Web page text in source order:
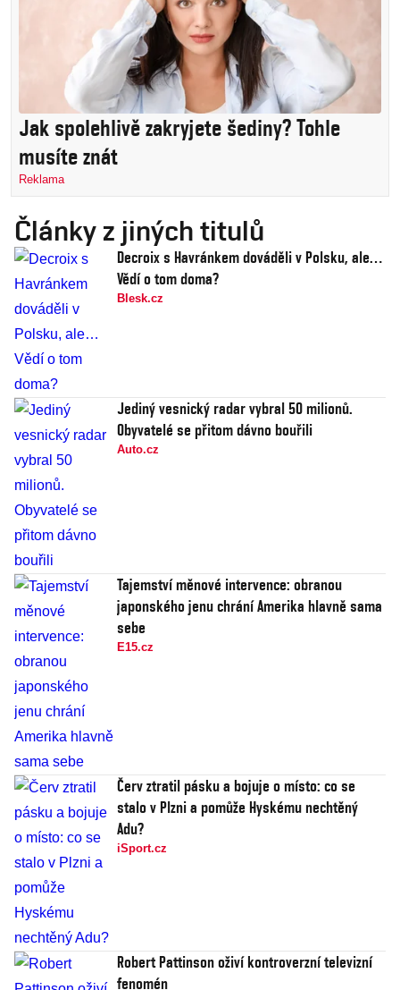
Jak spolehlivě zakryjete šediny? Tohle
musíte znát
Reklama
Články z jiných titulů
Decroix s Havránkem dováděli v Polsku, ale…
Vědí o tom doma?
Blesk.cz
Jediný vesnický radar vybral 50 milionů.
Obyvatelé se přitom dávno bouřili
Auto.cz
Tajemství měnové intervence: obranou
japonského jenu chrání Amerika hlavně sama
sebe
E15.cz
Červ ztratil pásku a bojuje o místo: co se
stalo v Plzni a pomůže Hyskému nechtěný
Adu?
iSport.cz
Robert Pattinson oživí kontroverzní televizní
fenomén